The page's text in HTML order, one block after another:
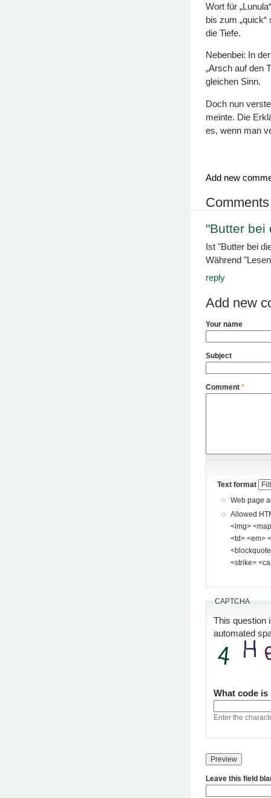
Wort für
bis zum
die Tiefe.
Nebenbei: In
„Arsch auf den
gleichen Sinn.
Doch nun
meinte. Die
es, wenn man
Add new
Comments
"Butter bei
Ist "Butter bei
Während
reply
Add new
Your name
Subject
Comment *
Text format
Web page
Allowed HTML tags: <a> <p> <span> <div>
<img> <map> <area> <hr> <br>
<td> <em> <b> <u> <i>
<blockquote> <pre>
<strike>
CAPTCHA
This question
automated
What code
Enter the
Leave this field